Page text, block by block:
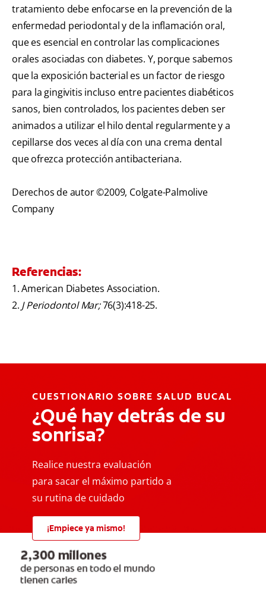
tratamiento debe enfocarse en la prevención de la
enfermedad periodontal y de la inflamación oral,
que es esencial en controlar las complicaciones
orales asociadas con diabetes. Y, porque sabemos
que la exposición bacterial es un factor de riesgo
para la gingivitis incluso entre pacientes diabéticos
sanos, bien controlados, los pacientes deben ser
animados a utilizar el hilo dental regularmente y a
cepillarse dos veces al día con una crema dental
que ofrezca protección antibacteriana.
Derechos de autor ©2009, Colgate-Palmolive
Company
Referencias:
1. American Diabetes Association.
2. J Periodontol Mar;76(3):418-25.
CUESTIONARIO SOBRE SALUD BUCAL
¿Qué hay detrás de su
sonrisa?
Realice nuestra evaluación
para sacar el máximo partido a
su rutina de cuidado
¡Empiece ya mismo!